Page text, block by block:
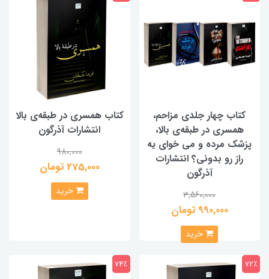
کتاب چهار جلدی مزاحم،
همسری در طبقه‌ی بالا،
پزشک مرده و می خوای یه
راز رو بدونی؟ انتشارات
آذرگون
3,560,000
990,000 تومان
خرید
کتاب همسری در طبقه‌ی بالا
انتشارات آذرگون
980,000
275,000 تومان
خرید
72٪ 74٪